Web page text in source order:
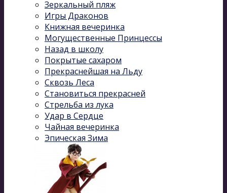
Зеркальный пляж
Игры Драконов
Книжная вечеринка
Могущественные Принцессы
Назад в школу
Покрытые сахаром
Прекраснейшая на Льду
Сквозь Леса
Становиться прекрасней
Стрельба из лука
Удар в Сердце
Чайная вечеринка
Эпическая Зима